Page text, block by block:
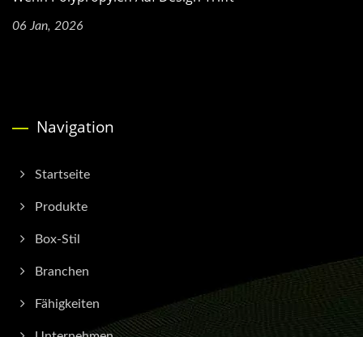
06 Jan, 2026
Navigation
Startseite
Produkte
Box-Stil
Branchen
Fähigkeiten